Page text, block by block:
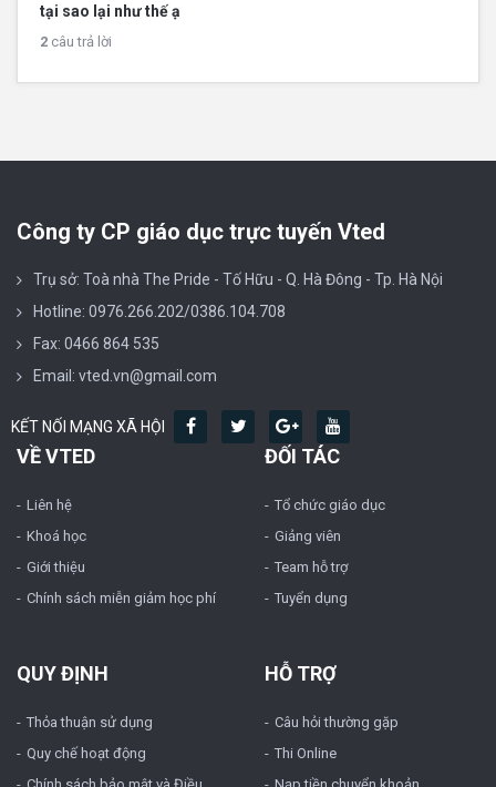
tại sao lại như thế ạ
2 câu trả lời
Công ty CP giáo dục trực tuyến Vted
Trụ sở: Toà nhà The Pride - Tố Hữu - Q. Hà Đông - Tp. Hà Nội
Hotline: 0976.266.202/0386.104.708
Fax: 0466 864 535
Email: vted.vn@gmail.com
KẾT NỐI MẠNG XÃ HỘI
VỀ VTED
Liên hệ
Khoá học
Giới thiệu
Chính sách miễn giảm học phí
ĐỐI TÁC
Tổ chức giáo dục
Giảng viên
Team hỗ trợ
Tuyển dụng
QUY ĐỊNH
Thỏa thuận sử dụng
Quy chế hoạt động
HỖ TRỢ
Câu hỏi thường gặp
Thi Online